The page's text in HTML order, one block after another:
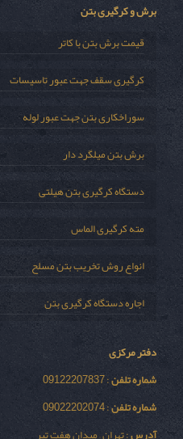
برش و کرگیری بتن
قیمت برش بتن با کاتر
کرگیری سقف جهت عبور تاسیسات
سوراخکاری بتن جهت عبور لوله
برش بتن میلگرد دار
دستگاه کرگیری بتن هیلتی
مته کرگیری الماس
انواع روش تخریب بتن مسلح
اجاره دستگاه کرگیری بتن
دفتر مرکزی
شماره تلفن: 09122207837
شماره تلفن: 09022202074